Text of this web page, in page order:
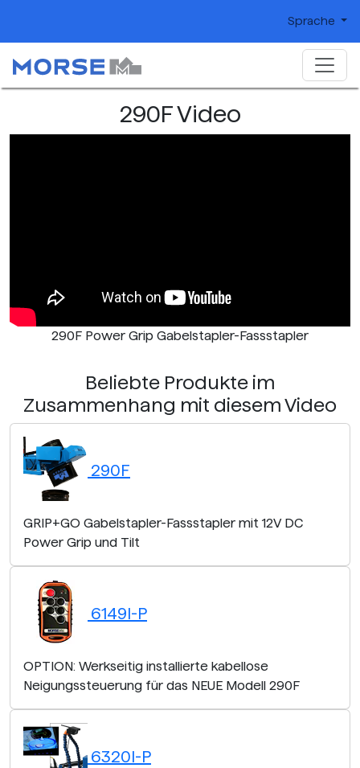
Sprache
290F Video
290F Power Grip Gabelstapler-Fassstapler
Beliebte Produkte im
Zusammenhang mit diesem Video
290F
GRIP+GO Gabelstapler-Fassstapler mit 12V DC
Power Grip und Tilt
6149I-P
OPTION: Werkseitig installierte kabellose
Neigungssteuerung für das NEUE Modell 290F
6320I-P